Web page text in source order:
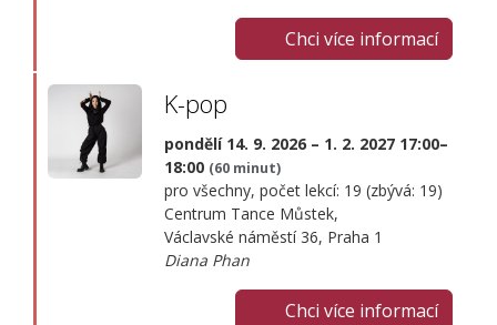
Chci více informací
K-pop
pondělí 14. 9. 2026 – 1. 2. 2027 17:00–
18:00 (60 minut)
pro všechny, počet lekcí: 19 (zbývá: 19)
Centrum Tance Můstek,
Václavské náměstí 36, Praha 1
Diana Phan
Chci více informací